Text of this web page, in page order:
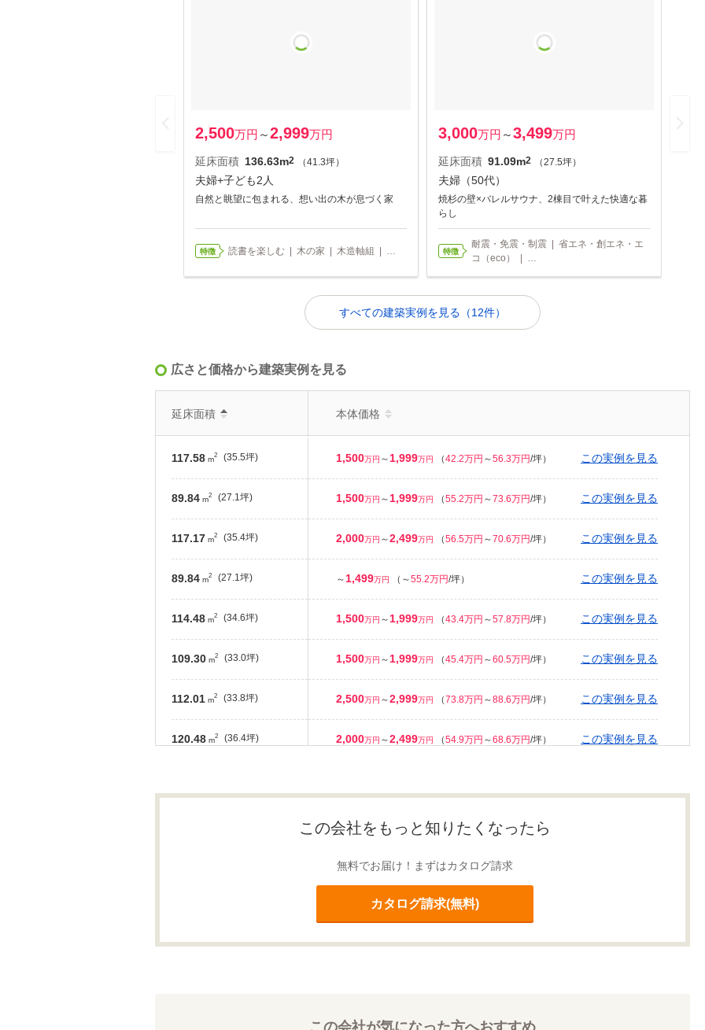
2,500万円 ～2,999万円
延床面積 136.63m2 （41.3坪）
夫婦+子ども2人
自然と眺望に包まれる、想い出の木が息づく家
特徴 読書を楽しむ | 木の家 | 木造軸組 | …
3,000万円 ～3,499万円
延床面積 91.09m2 （27.5坪）
夫婦（50代）
焼杉の壁×バレルサウナ、2棟目で叶えた快適な暮
らし
特徴
耐震・免震・制震 | 省エネ・創エネ・エ
コ（eco） | …
すべての建築実例を見る（12件）
広さと価格から建築実例を見る
延床面積 本体価格
117.58 m2 (35.5坪) 1,500万円 ～ 1,999万円 （42.2万円 ～56.3万円/坪） この実例を見る
89.84 m2 (27.1坪) 1,500万円 ～ 1,999万円 （55.2万円 ～73.6万円/坪） この実例を見る
117.17 m2 (35.4坪) 2,000万円 ～2,499万円 （56.5万円 ～70.6万円/坪） この実例を見る
89.84 m2 (27.1坪) ～ 1,499万円 （ ～55.2万円/坪） この実例を見る
114.48 m2 (34.6坪) 1,500万円 ～ 1,999万円 （43.4万円 ～57.8万円/坪） この実例を見る
109.30 m2 (33.0坪) 1,500万円 ～ 1,999万円 （45.4万円 ～60.5万円/坪） この実例を見る
112.01 m2 (33.8坪) 2,500万円 ～2,999万円 （73.8万円 ～88.6万円/坪） この実例を見る
120.48 m2 (36.4坪) 2,000万円 ～2,499万円 （54.9万円 ～68.6万円/坪） この実例を見る
2,500 万円 ～ 万円 （60.5万円 72.6万円 /坪）
2,500 万円 ～2,999 万円 （ 64.9万円 ～77.8万円
万円～3,499万円 （108.9万円
この会社をもっと知りたくなったら
無料でお届け！まずはカタログ請求
カタログ請求(無料)
この会社が気になった方へおすすめ